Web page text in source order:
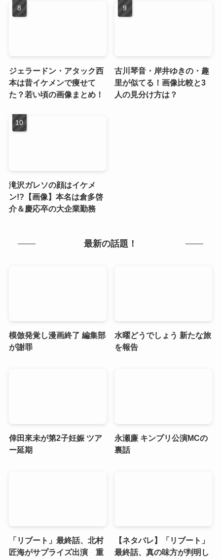
ジェラードン・アタック西
本は昔イケメンで痩せて
た？若い頃の画像まとめ！
古川琴音・岸井ゆきの・趣
里が似てる！画像比較と3
人の見分け方は？
滝沢ガレソの顔はイケメ
ン!?【画像】本名は倉多啓
介＆慶応卒の大企業勤務
最新の話題！
模倣発覚し漫画終了 編集部
が謝罪
水曜どうでしょう 新たな旅
を報告
倖田來未が第2子妊娠 ツア
ー延期
永瀬廉 キンプリ公演MCの
裏話
「リブート」最終話、北村
匠海がサプライズ出演 重
【ネタバレ】「リブート」
最終話、真の味方が判明し